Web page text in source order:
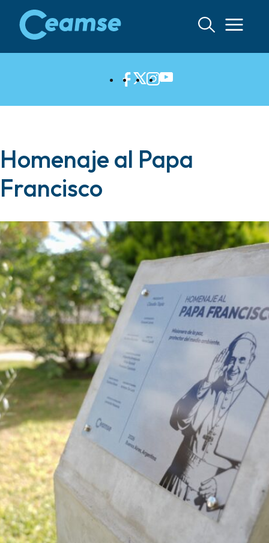
contenido
Homenaje al Papa
Francisco